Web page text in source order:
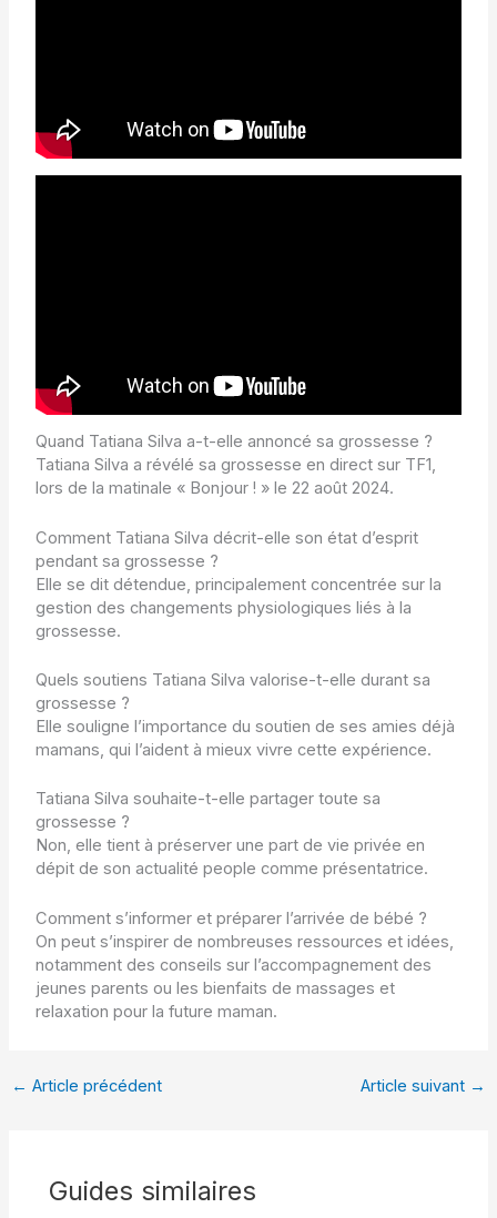
Quand Tatiana Silva a-t-elle annoncé sa grossesse ?
Tatiana Silva a révélé sa grossesse en direct sur TF1,
lors de la matinale « Bonjour ! » le 22 août 2024.
Comment Tatiana Silva décrit-elle son état d’esprit
pendant sa grossesse ?
Elle se dit détendue, principalement concentrée sur la
gestion des changements physiologiques liés à la
grossesse.
Quels soutiens Tatiana Silva valorise-t-elle durant sa
grossesse ?
Elle souligne l’importance du soutien de ses amies déjà
mamans, qui l’aident à mieux vivre cette expérience.
Tatiana Silva souhaite-t-elle partager toute sa
grossesse ?
Non, elle tient à préserver une part de vie privée en
dépit de son actualité people comme présentatrice.
Comment s’informer et préparer l’arrivée de bébé ?
On peut s’inspirer de nombreuses ressources et idées,
notamment des conseils sur l’accompagnement des
jeunes parents ou les bienfaits de massages et
relaxation pour la future maman.
← Article précédent Article suivant →
Guides similaires